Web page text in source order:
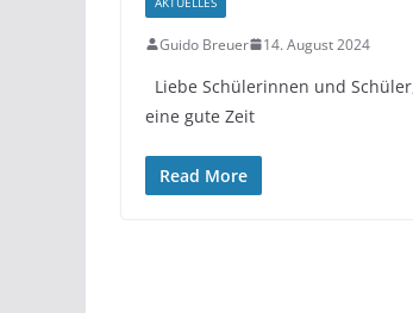
Guido Breuer 14. August 2024
Liebe Schülerinnen und
eine gute Zeit
Read More